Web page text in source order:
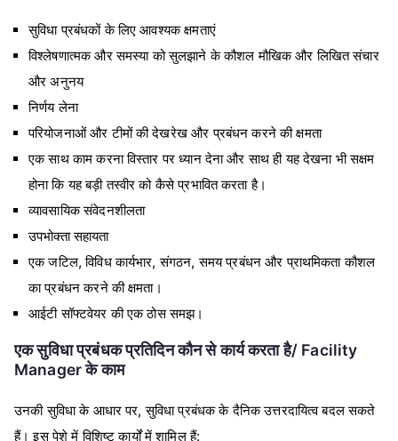
सुविधा प्रबंधकों के लिए आवश्यक क्षमताएं
विश्लेषणात्मक और समस्या को सुलझाने के कौशल मौखिक और लिखित संचार
और अनुनय
निर्णय लेना
परियोजनाओं और टीमों की देखरेख और प्रबंधन करने की क्षमता
एक साथ काम करना विस्तार पर ध्यान देना और साथ ही यह देखना भी सक्षम
होना कि यह बड़ी तस्वीर को कैसे प्रभावित करता है।
व्यावसायिक संवेदनशीलता
उपभोक्ता सहायता
एक जटिल, विविध कार्यभार, संगठन, समय प्रबंधन और प्राथमिकता कौशल
का प्रबंधन करने की क्षमता।
आईटी सॉफ्टवेयर की एक ठोस समझ।
एक सुविधा प्रबंधक प्रतिदिन कौन से कार्य करता है/ Facility
Manager के काम
उनकी सुविधा के आधार पर, सुविधा प्रबंधक के दैनिक उत्तरदायित्व बदल सकते
हैं। इस पेशे में विशिष्ट कार्यों में शामिल हैं: